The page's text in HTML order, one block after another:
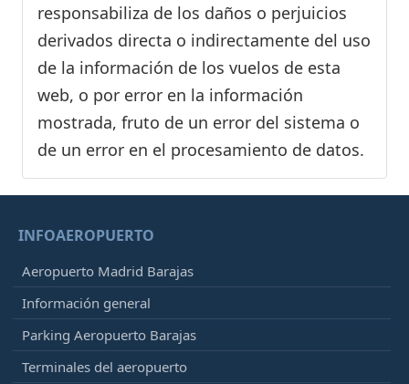
responsabiliza de los daños o perjuicios
derivados directa o indirectamente del uso
de la información de los vuelos de esta
web, o por error en la información
mostrada, fruto de un error del sistema o
de un error en el procesamiento de datos.
INFOAEROPUERTO
Aeropuerto Madrid Barajas
Información general
Parking Aeropuerto Barajas
Terminales del aeropuerto